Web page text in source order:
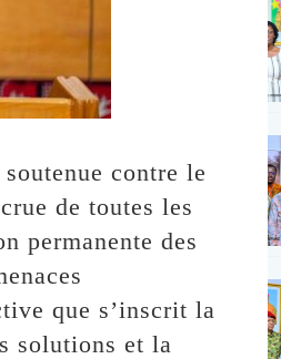
contre le
de toutes les
permanente des
que s’inscrit la
solutions et la